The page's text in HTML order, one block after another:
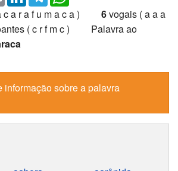
c a r a f u m a c a ) 6vogais ( a a a
( c r f m c ) Palavra ao
informação sobre a palavra